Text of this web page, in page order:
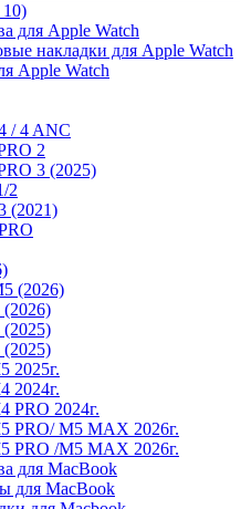
10)
для Apple Watch
накладки для Apple Watch
Apple Watch
/ 4 ANC
2
3 (2025)
2
(2021)
(2026)
2025г.
2024г.
PRO 2024г.
PRO/ M5 MAX 2026г.
PRO /M5 MAX 2026г.
для MacBook
для MacBook